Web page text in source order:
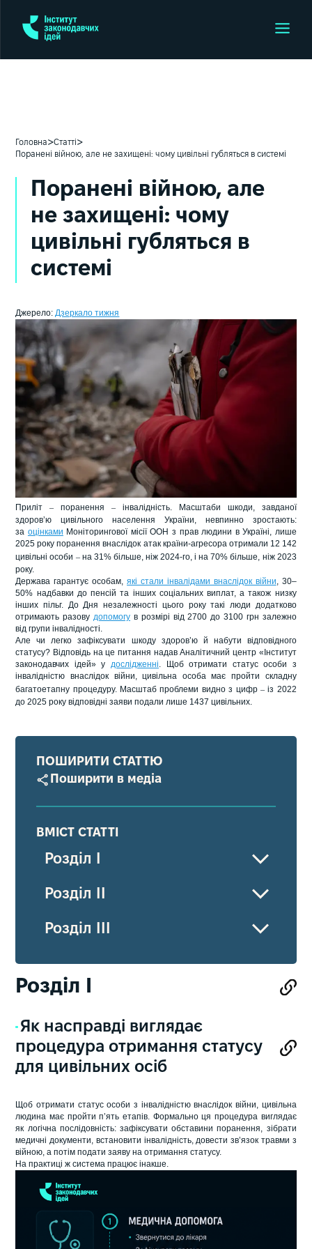
Головна>Статті>
Поранені війною, але не захищені: чому цивільні губляться в системі
Поранені війною, але
не захищені: чому
цивільні губляться в
системі
Джерело:Дзеркало тижня
Приліт–поранення– інвалідність. Масштаби шкоди, завданої
здоровʼю цивільного населення України, невпинно зростають:
за оцінками Моніторингової місії ООН з прав людини в Україні, лише
2025 року поранення внаслідок атак країни-агресора отримали 12 142
цивільні особи –на 31% більше, ніж 2024-го, і на 70% більше, ніж 2023
року.
Держава гарантує особам,які стали інвалідами внаслідок війни, 30–
50% надбавки до пенсій та інших соціальних виплат, а також низку
інших пільг. До Дня незалежності цього року такі люди додатково
отримають разовудопомогу в розмірі від 2700 до 3100 грн залежно
від групи інвалідності.
Але чи легко зафіксувати шкоду здоров’ю й набути відповідного
статусу? Відповідь на це питання надав Аналітичний центр «Інститут
законодавчих ідей» у дослідженні. Щоб отримати статус особи з
інвалідністю внаслідок війни, цивільна особа має пройти складну
багатоетапну процедуру. Масштаб проблеми видно з цифр –із 2022
до 2025 року відповідні заяви подали лише 1437 цивільних.
ПОШИРИТИ СТАТТЮ
Поширити в медіа
ВМІСТ СТАТТІ
Розділ I
Розділ II
Розділ III
Розділ I
Як насправді виглядає
процедура отримання статусу
для цивільних осіб
Щоб отримати статус особи з інвалідністю внаслідок війни, цивільна
людина має пройти п’ять етапів. Формально ця процедура виглядає
як логічна послідовність: зафіксувати обставини поранення, зібрати
медичні документи, встановити інвалідність, довести зв’язок травми з
війною, а потім подати заяву на отримання статусу.
На практиці ж система працює інакше.